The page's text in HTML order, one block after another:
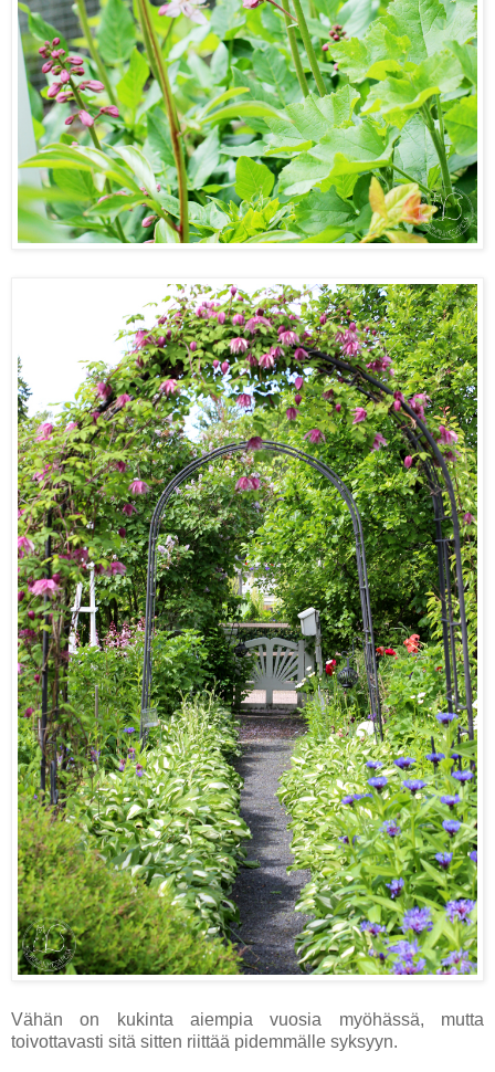
Vähän on kukinta aiempia vuosia myöhässä, mutta
toivottavasti sitä sitten riittää pidemmälle syksyyn.